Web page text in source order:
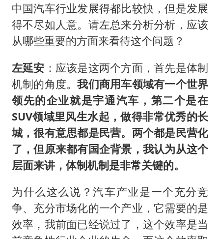
中国汽车行业发展得都比较快，但是发展
得不尽如人意。请左总来分析分析，应该
从哪些重要的方面来看待这个问题？
左延安 ：应该是这两个方面，首先是体制
机制的角度。我们商用车领域有一个世界
领先的企业就是宇通汽车，第二个是在
SUV领域里风生水起，做得非常优秀的长
城，很有意思都是民营。两个都是民营化
了，但原来都有国企背景，我认为从这个
层面来讲，体制机制是非常关键的。
为什么这么说？汽车产业是一个充分竞
争、充分市场化的一个产业，它需要的是
效率，我前面已经说过了，这个效率是当